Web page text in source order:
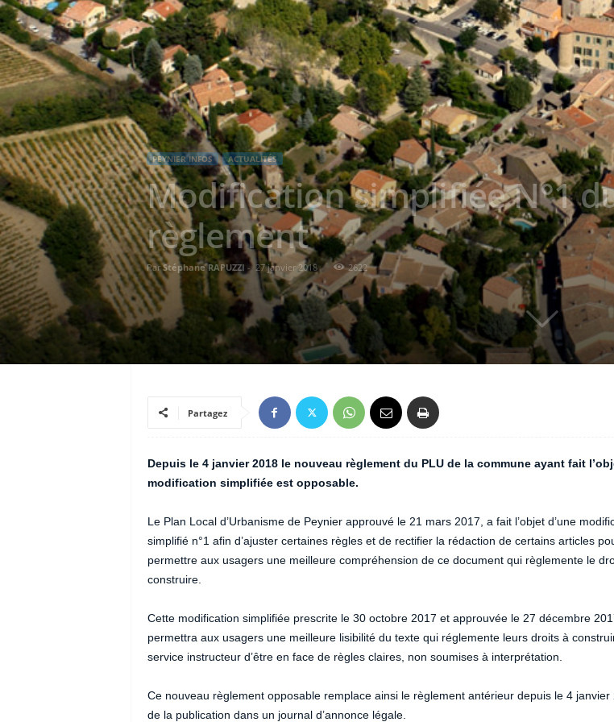
PEYNIER INFOS ACTUALITÉS
Modification simplifiée N°1
règlement
Par Stéphane RAPUZZI - 27 janvier 2018 2622
Partagez
Depuis le 4 janvier 2018 le nouveau règlement du PLU de la commune ayant fait
modification simplifiée est opposable.
Le Plan Local d’Urbanisme de Peynier approuvé le 21 mars 2017, a fait l’objet d’une
simplifié n°1 afin d’ajuster certaines règles et de rectifier la rédaction de certains articles
permettre aux usagers une meilleure compréhension de ce document qui règlemente le
construire.
Cette modification simplifiée prescrite le 30 octobre 2017 et approuvée le 27 décembre
permettra aux usagers une meilleure lisibilité du texte qui réglemente leurs droits à
service instructeur d’être en face de règles claires, non soumises à interprétation.
Ce nouveau règlement opposable remplace ainsi le règlement antérieur depuis le 4 janvier
de la publication dans un journal d’annonce légale.